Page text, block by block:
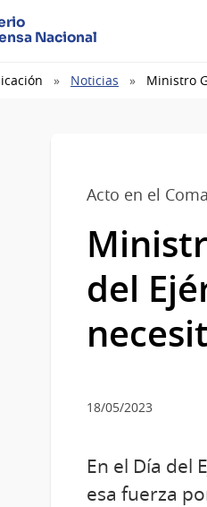
Nacional
Noticias Ministro
Acto en el
del
18/05/2023
En el Día del
esa fuerza